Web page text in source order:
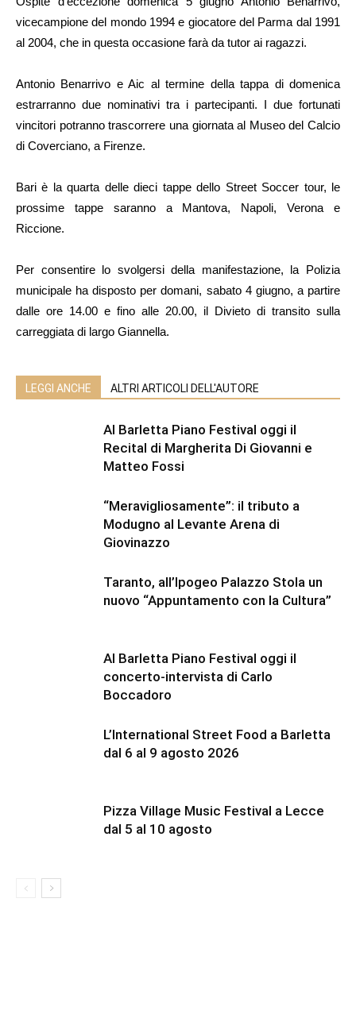
vicecampione del mondo 1994 e giocatore del Parma dal 1991
al 2004, che in questa occasione farà da tutor ai ragazzi.
Antonio Benarrivo e Aic al termine della tappa di domenica
estrarranno due nominativi tra i partecipanti. I due fortunati
vincitori potranno trascorrere una giornata al Museo del Calcio
di Coverciano, a Firenze.
Bari è la quarta delle dieci tappe dello Street Soccer tour, le
prossime tappe saranno a Mantova, Napoli, Verona e
Riccione.
Per consentire lo svolgersi della manifestazione, la Polizia
municipale ha disposto per domani, sabato 4 giugno, a partire
dalle ore 14.00 e fino alle 20.00, il Divieto di transito sulla
carreggiata di largo Giannella.
LEGGI ANCHE ALTRI ARTICOLI DELL'AUTORE
Al Barletta Piano Festival oggi il
Recital di Margherita Di Giovanni e
Matteo Fossi
“Meravigliosamente”: il tributo a
Modugno al Levante Arena di
Giovinazzo
Taranto, all’Ipogeo Palazzo Stola un
nuovo “Appuntamento con la Cultura”
Al Barletta Piano Festival oggi il
concerto-intervista di Carlo
Boccadoro
L’International Street Food a Barletta
dal 6 al 9 agosto 2026
Pizza Village Music Festival a Lecce
dal 5 al 10 agosto